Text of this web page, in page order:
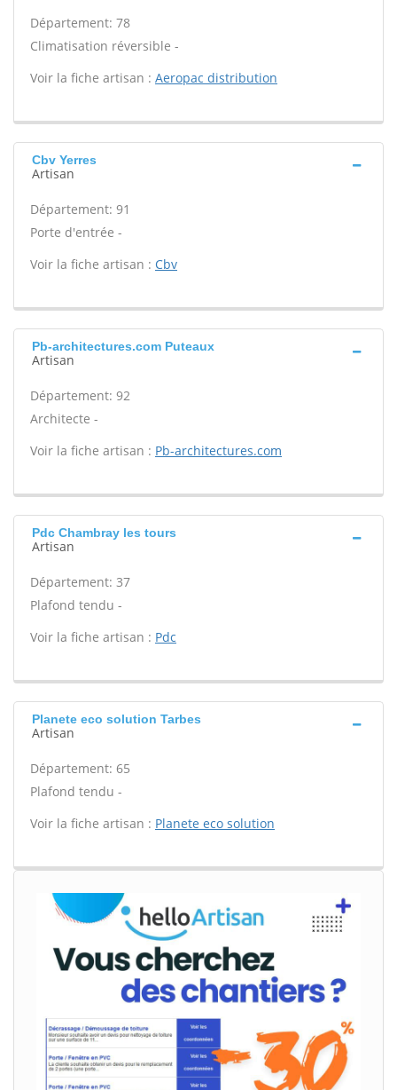
Département: 78
Climatisation réversible -
Voir la fiche artisan : Aeropac distribution
Cbv Yerres
Artisan
Département: 91
Porte d'entrée -
Voir la fiche artisan : Cbv
Pb-architectures.com Puteaux
Artisan
Département: 92
Architecte -
Voir la fiche artisan : Pb-architectures.com
Pdc Chambray les tours
Artisan
Département: 37
Plafond tendu -
Voir la fiche artisan : Pdc
Planete eco solution Tarbes
Artisan
Département: 65
Plafond tendu -
Voir la fiche artisan : Planete eco solution